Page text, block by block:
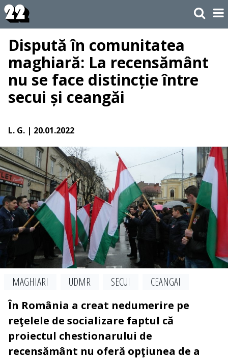
Dispută în comunitatea
maghiară: La recensământ
nu se face distincție între
secui și ceangăi
L. G. | 20.01.2022
MAGHIARI UDMR SECUI
CEANGAI
În România a creat nedumerire pe
reţelele de socializare faptul că
proiectul chestionarului de
recensământ nu oferă opţiunea de a